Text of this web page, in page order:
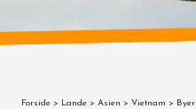
Forside > Lande > Asien > Vietnam > Byer